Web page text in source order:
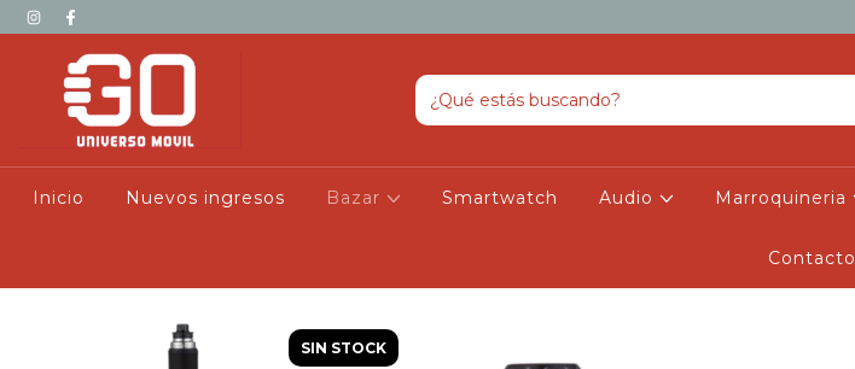
Inicio Nuevos ingresos Bazar Smartwatch Audio Marroquineria
Contacto
SIN STOCK